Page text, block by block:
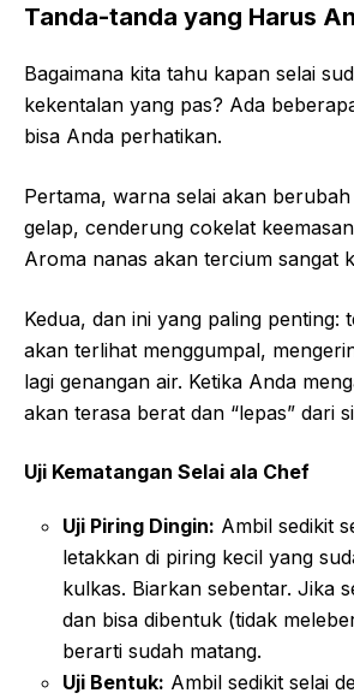
Tanda-tanda yang Harus
Bagaimana kita tahu kapan selai
kekentalan yang pas? Ada
bisa Anda perhatikan.
Pertama, warna selai akan
gelap, cenderung cokelat
Aroma nanas akan tercium sangat
Kedua, dan ini yang paling penting:
akan terlihat menggumpal,
lagi genangan air. Ketika Anda
akan terasa berat dan “lepas” dari
Uji Kematangan Selai ala Chef
Uji Piring Dingin: Ambil sedikit
letakkan di piring kecil yang
kulkas. Biarkan sebentar. Jika
dan bisa dibentuk (tidak
berarti sudah matang.
Uji Bentuk: Ambil sedikit selai